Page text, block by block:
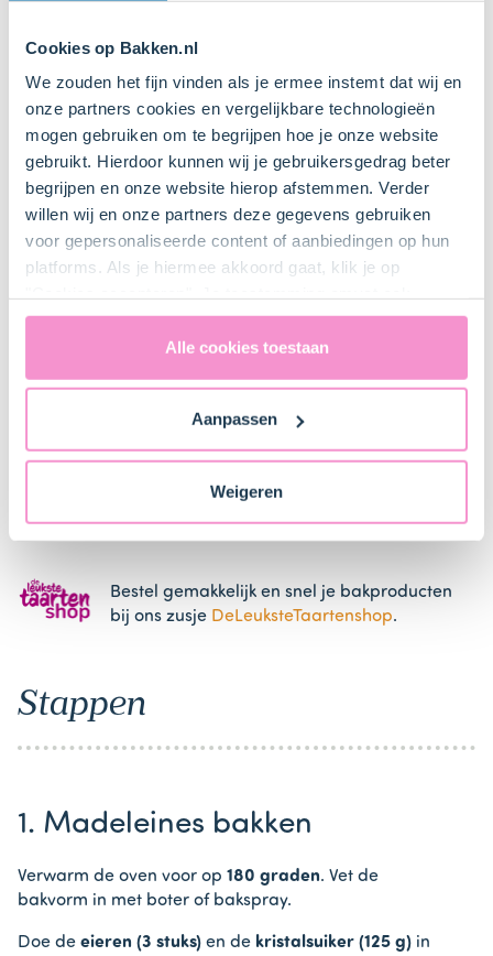
Cookies op Bakken.nl
We zouden het fijn vinden als je ermee instemt dat wij en
onze partners cookies en vergelijkbare technologieën
mogen gebruiken om te begrijpen hoe je onze website
gebruikt. Hierdoor kunnen wij je gebruikersgedrag beter
begrijpen en onze website hierop afstemmen. Verder
willen wij en onze partners deze gegevens gebruiken
voor gepersonaliseerde content of aanbiedingen op hun
platforms. Als je hiermee akkoord gaat, klik je op
uitdrukkelijk een eventuele gegevensoverdracht naar de
Verenigde Staten in de zin van artikel 49 AVG. Raadpleeg
ons
naar technology providers en partners in de Verenigde
Staten. Je kunt op elk moment van gedachten
Alle cookies toestaan
Aanpassen
Weigeren
Madeleine bakvorm
Mengkom
Bestel dit product online
Zeef
Spuitzak (of 2 lepels)
Bestel gemakkelijk en snel je bakproducten
bij ons zusje DeLeuksteTaartenshop.
Stappen
1. Madeleines bakken
Verwarm de oven voor op 180 graden. Vet de
bakvorm in met boter of bakspray.
Doe de eieren (3 stuks) en de kristalsuiker (125 g) in